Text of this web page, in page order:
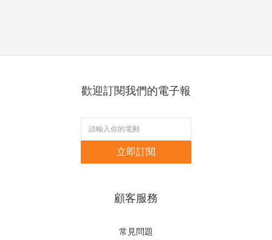
歡迎訂閱我們的電子報
立即訂閱
顧客服務
常見問題